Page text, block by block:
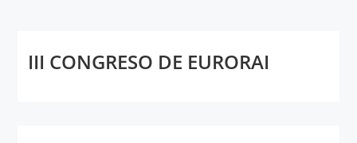
III CONGRESO DE EURORAI